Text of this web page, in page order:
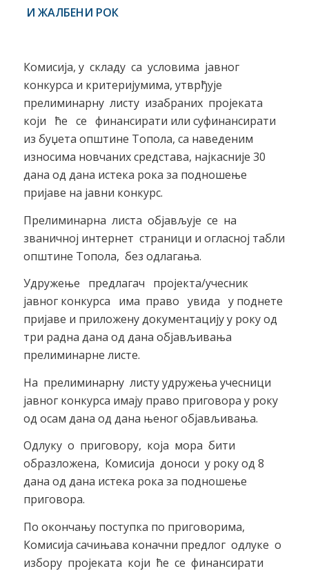
И ЖАЛБЕНИ РОК
Комисија, у складу са условима јавног
конкурса и критеријумима, утврђује
прелиминарну листу изабраних пројеката
који ће се финансирати или суфинансирати
из буџета општине Топола, са наведеним
износима новчаних средстава, најкасније 30
дана од дана истека рока за подношење
пријаве на јавни конкурс.
Прелиминарна листа објављује се на
званичној интернет страници и огласној табли
општине Топола, без одлагања.
Удружење предлагач пројекта/учесник
јавног конкурса има право увида у поднете
пријаве и приложену документацију у року од
три радна дана од дана објављивања
прелиминарне листе.
На прелиминарну листу удружења учесници
јавног конкурса имају право приговора у року
од осам дана од дана њеног објављивања.
Одлуку о приговору, која мора бити
образложена, Комисија доноси у року од 8
дана од дана истека рока за подношење
приговора.
По окончању поступка по приговорима,
Комисија сачињава коначни предлог одлуке о
избору пројеката који ће се финансирати